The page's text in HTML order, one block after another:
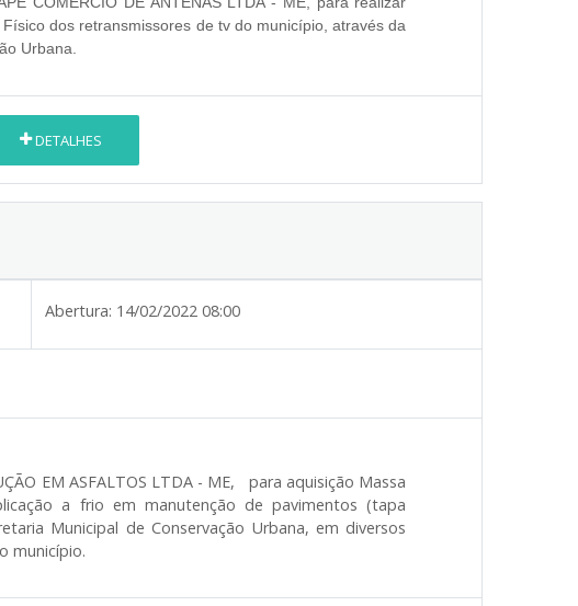
dos retransmissores de tv do município, através da
Urbana.
DETALHES
Abertura: 14/02/2022 08:00
EM ASFALTOS LTDA - ME,
para aquisição Massa
a frio em manutenção de pavimentos (tapa
Municipal de Conservação Urbana, em diversos
município.